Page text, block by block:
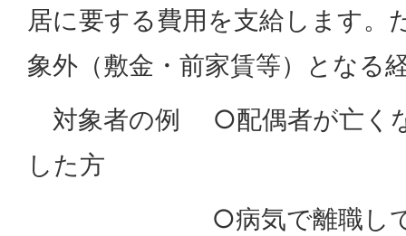
居に要する費用を支給します。
象外（敷金・前家賃等）となる
対象者の例 ○配偶者が亡く
した方
○病気で離職して収